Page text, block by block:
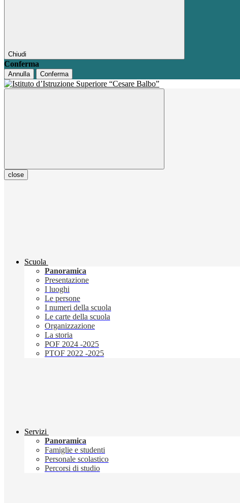
Chiudi
Conferma
Annulla Conferma
close
Scuola
Panoramica
Presentazione
I luoghi
Le persone
I numeri della scuola
Le carte della scuola
Organizzazione
La storia
POF 2024 -2025
PTOF 2022 -2025
Servizi
Panoramica
Famiglie e studenti
Personale scolastico
Percorsi di studio